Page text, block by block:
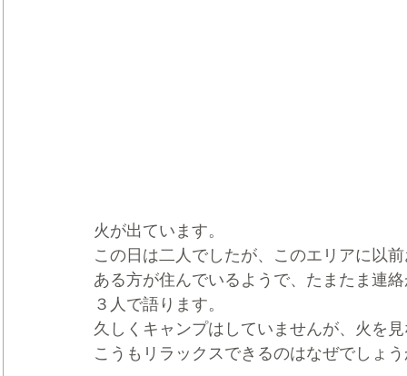
火が出ています。
この日は二人でしたが、このエリアに以
ある方が住んでいるようで、たまたま連
３人で語ります。
久しくキャンプはしていませんが、火を
こうもリラックスできるのはなぜでしょ